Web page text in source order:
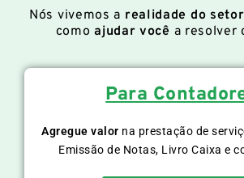
Nós vivemos a realidade do
comoajudar você a resolver
Para
Agregue valor na prestação de
Emissão de Notas, Livro Caixa e